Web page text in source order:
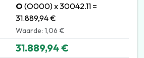
O (O000) x 30042.11 =
31.889,94 €
Waarde: 1,06 €
31.889,94 €